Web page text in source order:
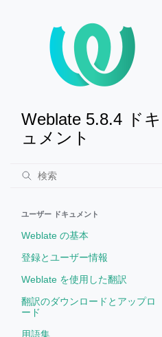
Weblate 5.8.4 ドキ
ュメント
ユーザー ドキュメント
Weblate の基本
登録とユーザー情報
Weblate を使用した翻訳
翻訳のダウンロードとアップロ
ード
用語集